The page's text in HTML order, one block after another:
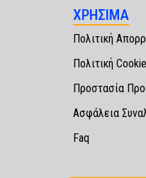
ΧΡΗΣΙΜΑ
Πολιτική
Πολιτική
Προστασία
Ασφάλεια
Faq